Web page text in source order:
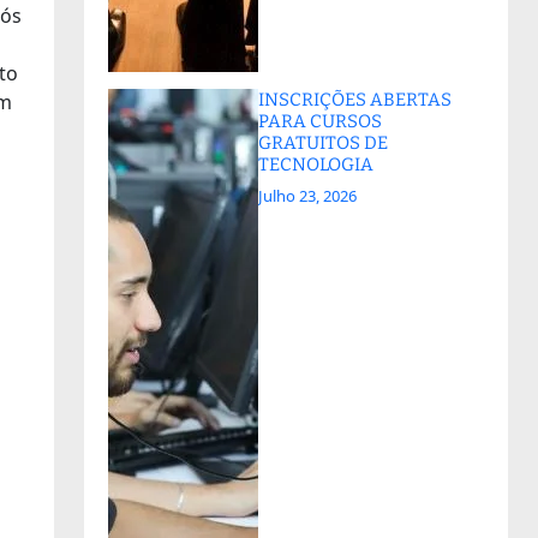
INSCRIÇÕES ABERTAS
PARA CURSOS
GRATUITOS DE
TECNOLOGIA
Julho 23, 2026